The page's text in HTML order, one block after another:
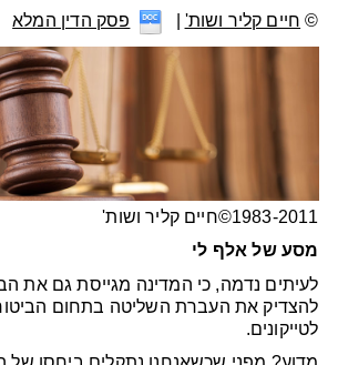
© חיים קליר ושות' פסק הדין המלא
1983-2011©חיים קליר ושות'
מסע של אלף לי
לעיתים נדמה, כי המדינה מגייסת גם את
להצדיק את העברת השליטה בתחום
לטייקונים.